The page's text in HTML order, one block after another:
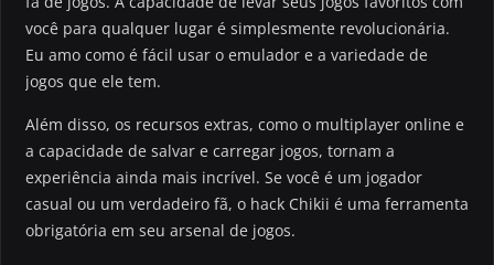
você para qualquer lugar é simplesmente revolucionária.
Eu amo como é fácil usar o emulador e a variedade de
jogos que ele tem.
Além disso, os recursos extras, como o multiplayer online e
a capacidade de salvar e carregar jogos, tornam a
experiência ainda mais incrível. Se você é um jogador
casual ou um verdadeiro fã, o hack Chikii é uma ferramenta
obrigatória em seu arsenal de jogos.